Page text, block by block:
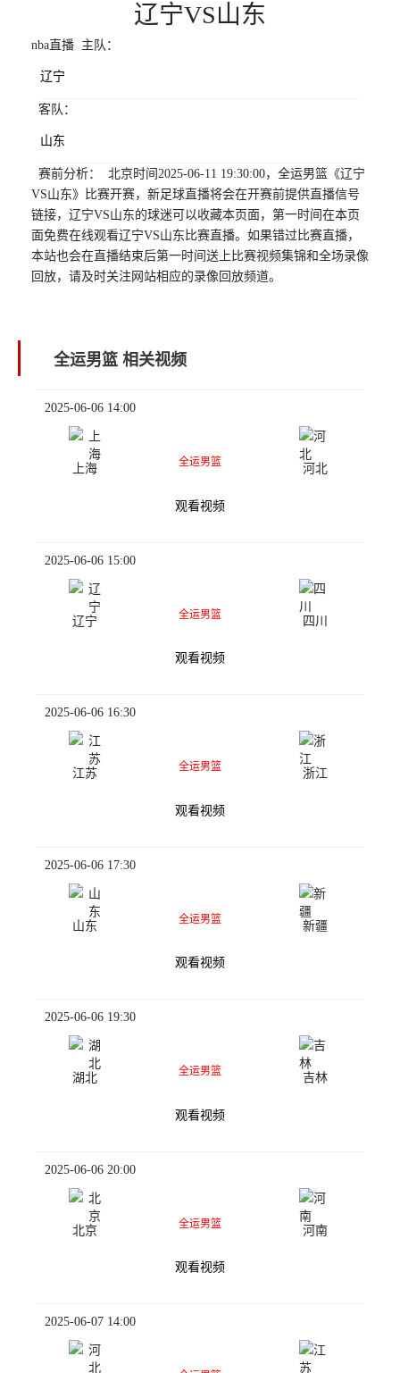
辽宁VS山东
nba直播 主队：
辽宁
客队：
山东
赛前分析： 北京时间2025-06-11 19:30:00，全运男篮《辽宁
VS山东》比赛开赛，新足球直播将会在开赛前提供直播信号
链接，辽宁VS山东的球迷可以收藏本页面，第一时间在本页
面免费在线观看辽宁VS山东比赛直播。如果错过比赛直播，
本站也会在直播结束后第一时间送上比赛视频集锦和全场录像
回放，请及时关注网站相应的录像回放频道。
全运男篮 相关视频
2025-06-06 14:00
上海 全运男篮 河北
观看视频
2025-06-06 15:00
辽宁 全运男篮 四川
观看视频
2025-06-06 16:30
江苏 全运男篮 浙江
观看视频
2025-06-06 17:30
山东 全运男篮 新疆
观看视频
2025-06-06 19:30
湖北 全运男篮 吉林
观看视频
2025-06-06 20:00
北京 全运男篮 河南
观看视频
2025-06-07 14:00